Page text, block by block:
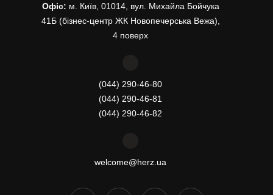
Офіс: м. Київ, 01014, вул. Михайла Бойчука
41Б (бізнес-центр ЖК Новопечерська Вежа),
4 поверх
(044) 290-46-80
(044) 290-46-81
(044) 290-46-82
welcome@herz.ua